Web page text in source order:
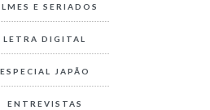
E SERIADOS
LETRA DIGITAL
ESPECIAL JAPÃO
ENTREVISTAS